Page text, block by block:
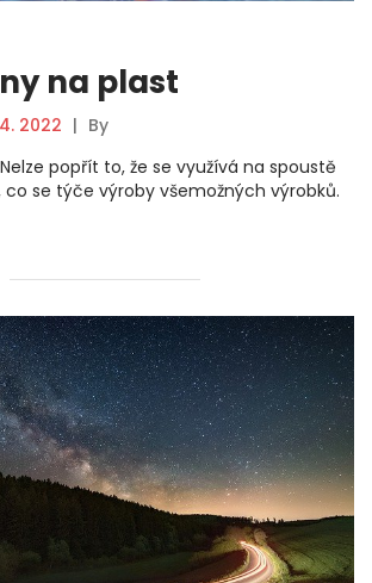
na plast
2022 | By
popřít to, že se využívá na spoustě
se týče výroby všemožných výrobků.